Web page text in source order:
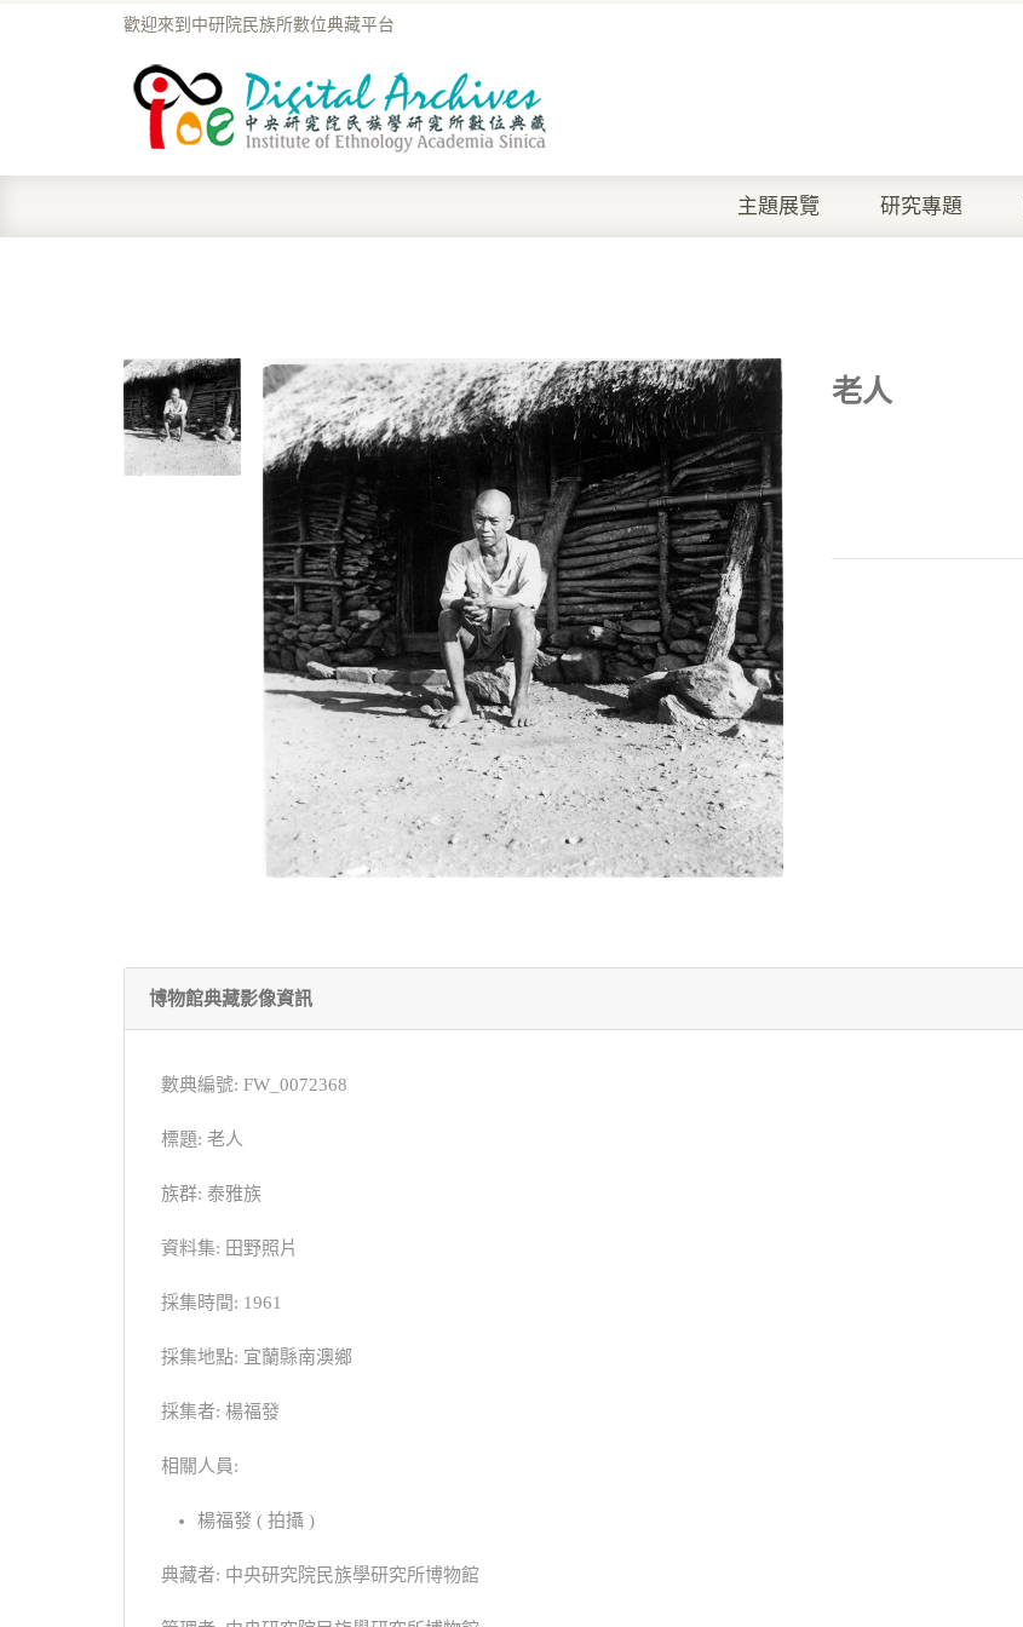
歡迎來到中研院民族所數位典藏平台
主題展覽 研究專題
老人
博物館典藏影像資訊
數典編號: FW_0072368
標題: 老人
族群: 泰雅族
資料集: 田野照片
採集時間: 1961
採集地點: 宜蘭縣南澳鄉
採集者: 楊福發
相關人員:
楊福發 ( 拍攝 )
典藏者: 中央研究院民族學研究所博物館